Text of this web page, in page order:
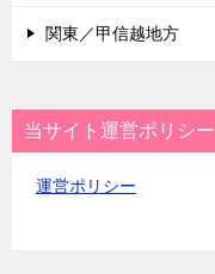
関東／甲信越地方
当サイト運営ポリシー
運営ポリシー